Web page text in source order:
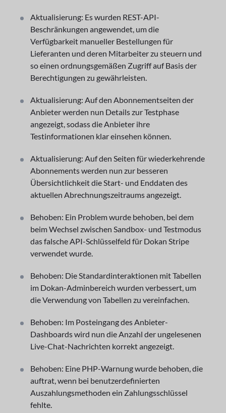
Aktualisierung: Es wurden REST-API-
Beschränkungen angewendet, um die
Verfügbarkeit manueller Bestellungen für
Lieferanten und deren Mitarbeiter zu steuern und
so einen ordnungsgemäßen Zugriff auf Basis der
Berechtigungen zu gewährleisten.
Aktualisierung: Auf den Abonnementseiten der
Anbieter werden nun Details zur Testphase
angezeigt, sodass die Anbieter ihre
Testinformationen klar einsehen können.
Aktualisierung: Auf den Seiten für wiederkehrende
Abonnements werden nun zur besseren
Übersichtlichkeit die Start- und Enddaten des
aktuellen Abrechnungszeitraums angezeigt.
Behoben: Ein Problem wurde behoben, bei dem
beim Wechsel zwischen Sandbox- und Testmodus
das falsche API-Schlüsselfeld für Dokan Stripe
verwendet wurde.
Behoben: Die Standardinteraktionen mit Tabellen
im Dokan-Adminbereich wurden verbessert, um
die Verwendung von Tabellen zu vereinfachen.
Behoben: Im Posteingang des Anbieter-
Dashboards wird nun die Anzahl der ungelesenen
Live-Chat-Nachrichten korrekt angezeigt.
Behoben: Eine PHP-Warnung wurde behoben, die
auftrat, wenn bei benutzerdefinierten
Auszahlungsmethoden ein Zahlungsschlüssel
fehlte.